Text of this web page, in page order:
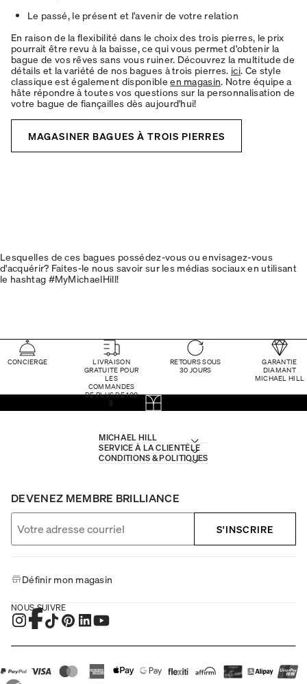
Le passé, le présent et l'avenir de votre relation
En raison de la flexibilité dans le choix des trois pierres, le prix
pourrait être revu à la baisse, ce qui vous permet d'obtenir la
bague de vos rêves sans vous ruiner. Découvrez la multitude de
détails et la variété de nos bagues à trois pierres. ici. Ce style
classique est également disponibleen magasin. Notre équipe a
hâte répondre à toutes vos questions sur la personnalisation de
votre bague de fiançailles dès aujourd'hui!
MAGASINER BAGUES À TROIS PIERRES
Lesquelles de ces bagues possédez-vous ou envisagez-vous
d'acquérir? Faites-le nous savoir sur les médias sociaux en utilisant
le hashtag #MyMichaelHill!
CONCIERGE
LIVRAISON
GRATUITE POUR
LES
COMMANDES
DE PLUS DE 100
$
RETOURS SOUS
30 JOURS
GARANTIE
DIAMANT
MICHAEL HILL
MICHAEL HILL
SERVICE À LA CLIENTÈLE
CONDITIONS & POLITIQUES
DEVENEZ MEMBRE BRILLIANCE
S'INSCRIRE
Définir mon magasin
NOUS SUIVRE